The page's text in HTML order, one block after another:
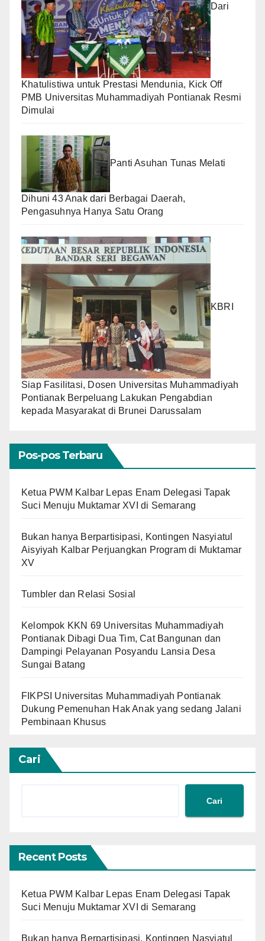
Dari
Khatulistiwa untuk Prestasi Mendunia, Kick Off
PMB Universitas Muhammadiyah Pontianak Resmi
Dimulai
Panti Asuhan Tunas Melati
Dihuni 43 Anak dari Berbagai Daerah,
Pengasuhnya Hanya Satu Orang
KBRI
Siap Fasilitasi, Dosen Universitas Muhammadiyah
Pontianak Berpeluang Lakukan Pengabdian
kepada Masyarakat di Brunei Darussalam
Pos-pos Terbaru
Ketua PWM Kalbar Lepas Enam Delegasi Tapak
Suci Menuju Muktamar XVI di Semarang
Bukan hanya Berpartisipasi, Kontingen Nasyiatul
Aisyiyah Kalbar Perjuangkan Program di Muktamar
XV
Tumbler dan Relasi Sosial
Kelompok KKN 69 Universitas Muhammadiyah
Pontianak Dibagi Dua Tim, Cat Bangunan dan
Dampingi Pelayanan Posyandu Lansia Desa
Sungai Batang
FIKPSI Universitas Muhammadiyah Pontianak
Dukung Pemenuhan Hak Anak yang sedang Jalani
Pembinaan Khusus
Cari
Cari
Recent Posts
Ketua PWM Kalbar Lepas Enam Delegasi Tapak
Suci Menuju Muktamar XVI di Semarang
Bukan hanya Berpartisipasi, Kontingen Nasyiatul